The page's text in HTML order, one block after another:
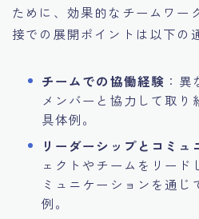
ために、効果的なチームワー
接での展開ポイントは以下の
チームでの協働経験 ：
メンバーと協力して取り
具体例。
リーダーシップとコミュ
ェクトやチームをリード
ミュニケーションを通じ
例。